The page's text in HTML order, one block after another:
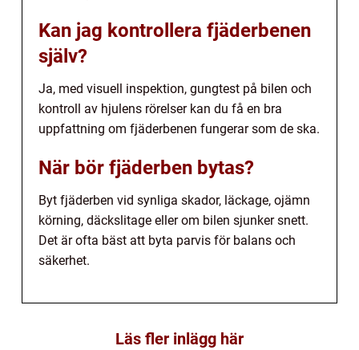
Kan jag kontrollera fjäderbenen
själv?
Ja, med visuell inspektion, gungtest på bilen och
kontroll av hjulens rörelser kan du få en bra
uppfattning om fjäderbenen fungerar som de ska.
När bör fjäderben bytas?
Byt fjäderben vid synliga skador, läckage, ojämn
körning, däckslitage eller om bilen sjunker snett.
Det är ofta bäst att byta parvis för balans och
säkerhet.
Läs fler inlägg här